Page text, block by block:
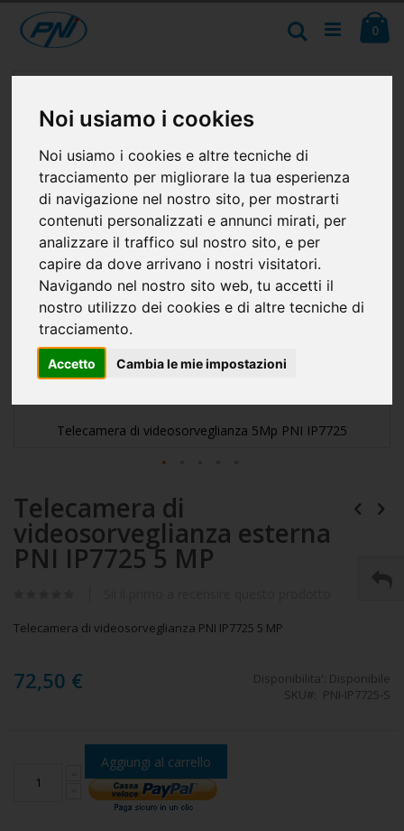
Noi usiamo i cookies
Noi usiamo i cookies e altre tecniche di
tracciamento per migliorare la tua esperienza
di navigazione nel nostro sito, per mostrarti
contenuti personalizzati e annunci mirati, per
analizzare il traffico sul nostro sito, e per
capire da dove arrivano i nostri visitatori.
Navigando nel nostro sito web, tu accetti il
nostro utilizzo dei cookies e di altre tecniche di
tracciamento.
Accetto Cambia le mie impostazioni
Salta
al
contenuto
0
Cerca
Vai
immagini
Telecamera di videosorveglianza 5Mp PNI IP7725
all'inizio
della
galleria
di
immagini
Telecamera di
videosorveglianza esterna
PNI IP7725 5 MP
Telecamera di videosorveglianza PNI IP7725 5 MP
72,50 € Disponibilita': Disponibile
SKU
PNI-IP7725-S
Aggiungi al carrello